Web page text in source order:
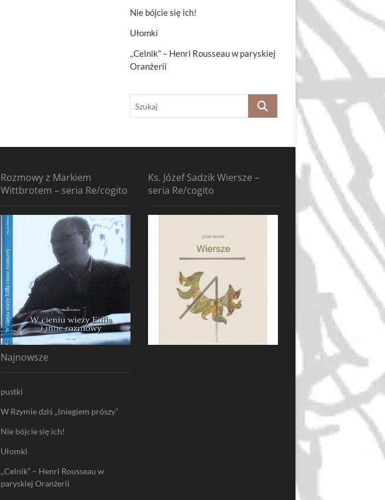
Nie bójcie się ich!
Ułomki
,,Celnik” – Henri Rousseau w paryskiej
Oranżerii
Szukaj
Rozmowy z Markiem
Wittbrotem – seria Re/cogito
Najnowsze
pustki
W Rzymie dziś „śniegiem prószy”
Nie bójcie się ich!
Ułomki
,,Celnik” – Henri Rousseau w
paryskiej Oranżerii
Ks. Józef Sadzik Wiersze –
seria Re/cogito